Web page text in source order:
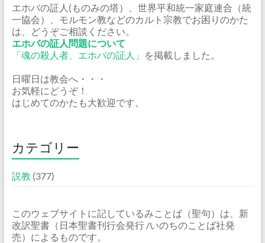
エホバの証人(ものみの塔）、世界平和統一家庭連合（統
一協会）、モルモン教などのカルト宗教でお困りのかた
は、どうぞご相談ください。
エホバの証人問題について
「魂の殺人者、エホバの証人」 を掲載しました。
日曜日は教会へ・・・
お気軽にどうぞ！
はじめてのかたも大歓迎です。
カテゴリー
説教 (377)
このウェブサイトに記しているみことば（聖句）は、新
改訳聖書（日本聖書刊行会発行 /いのちのことば社発
売）によるものです。